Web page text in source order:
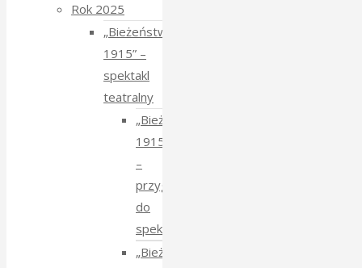
Rok 2025
„Bieżeństwo
1915” –
spektakl
teatralny
„Bieżeństwo
1915”
–
przygotowania
do
spektaklu
„Bieżeństwo